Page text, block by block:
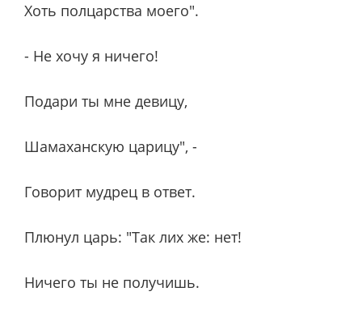
Хоть полцарства моего".
- Не хочу я ничего!
Подари ты мне девицу,
Шамаханскую царицу", -
Говорит мудрец в ответ.
Плюнул царь: "Так лих же: нет!
Ничего ты не получишь.